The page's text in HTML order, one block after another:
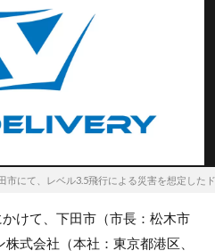
市にて、レベル3.5飛行による災害を想定した
けて、下田市（市長：松木市
式会社（本社：東京都港区、